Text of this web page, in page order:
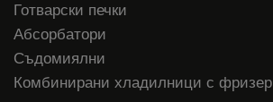
Готварски печки
Абсорбатори
Съдомиялни
Комбинирани хладилници с фризер